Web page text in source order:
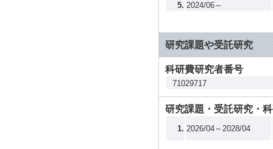
5. 2024/06～
研究課題や受託研究
科研費研究者番号
71029717
研究課題・受託研究・
1. 2026/04～2028/04